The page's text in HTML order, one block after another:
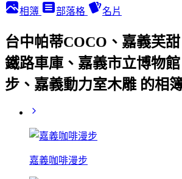
相簿 部落格 名片
台中帕蒂COCO、嘉義芙
鐵路車庫、嘉義市立博物
步、嘉義動力室木雕 的相
嘉義咖啡漫步